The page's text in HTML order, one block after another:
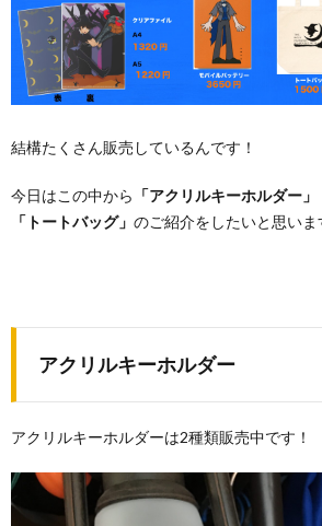
結構たくさん販売しているんです！
今日はこの中から 「アクリルキーホルダー
「トートバッグ」 のご紹介をしたいと思いま
アクリルキーホルダー
アクリルキーホルダーは2種類販売中です！